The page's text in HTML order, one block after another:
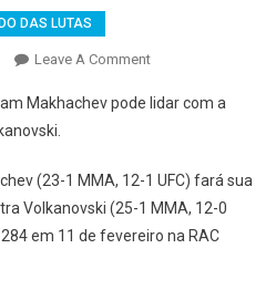
DAS LUTAS
Leave A CommentOn
DAS
UFC:
Islam
Makhachev
Makhachev pode lidar com a
(23-1 MMA, 12-1 UFC) fará sua
Volkanovski (25-1 MMA, 12-0
em 11 de fevereiro na RAC